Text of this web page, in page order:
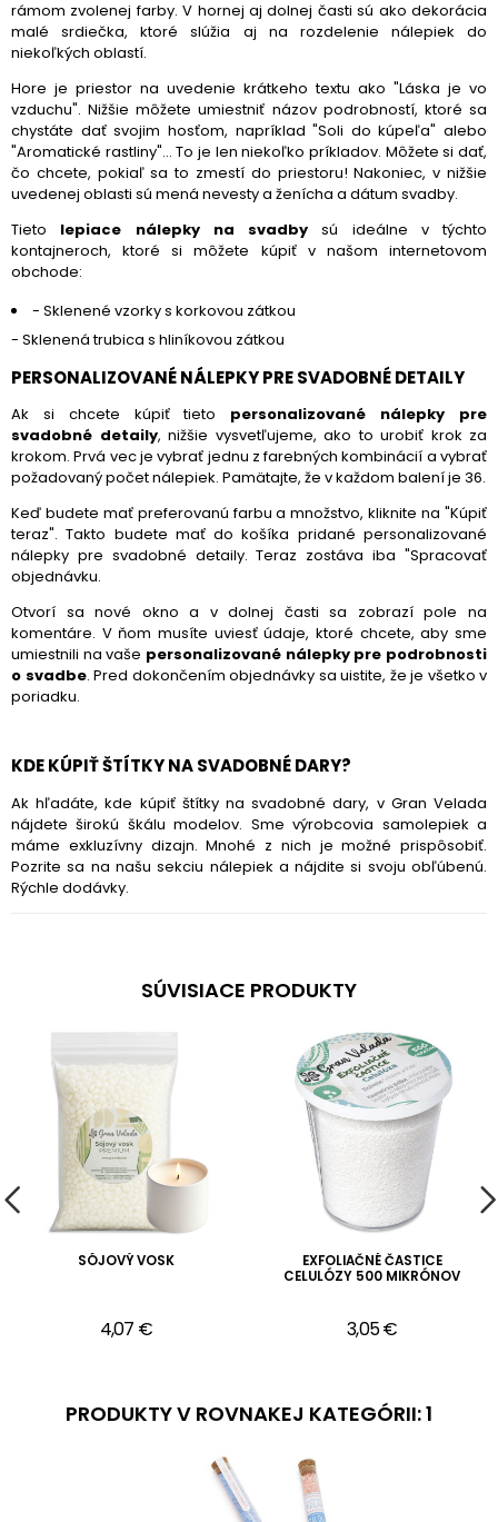
rámom zvolenej farby. V hornej aj dolnej časti sú ako dekorácia
malé srdiečka, ktoré slúžia aj na rozdelenie nálepiek do
niekoľkých oblastí.
Hore je priestor na uvedenie krátkeho textu ako "Láska je vo
vzduchu". Nižšie môžete umiestniť názov podrobností, ktoré sa
chystáte dať svojim hosťom, napríklad "Soli do kúpeľa" alebo
"Aromatické rastliny"... To je len niekoľko príkladov. Môžete si dať,
čo chcete, pokiaľ sa to zmestí do priestoru! Nakoniec, v nižšie
uvedenej oblasti sú mená nevesty a ženícha a dátum svadby.
Tieto lepiace nálepky na svadby sú ideálne v týchto
kontajneroch, ktoré si môžete kúpiť v našom internetovom
obchode:
- Sklenené vzorky s korkovou zátkou
- Sklenená trubica s hliníkovou zátkou
PERSONALIZOVANÉ NÁLEPKY PRE SVADOBNÉ DETAILY
Ak si chcete kúpiť tieto personalizované nálepky pre
svadobné detaily, nižšie vysvetľujeme, ako to urobiť krok za
krokom. Prvá vec je vybrať jednu z farebných kombinácií a vybrať
požadovaný počet nálepiek. Pamätajte, že v každom balení je 36.
Keď budete mať preferovanú farbu a množstvo, kliknite na "Kúpiť
teraz". Takto budete mať do košíka pridané personalizované
nálepky pre svadobné detaily. Teraz zostáva iba "Spracovať
objednávku.
Otvorí sa nové okno a v dolnej časti sa zobrazí pole na
komentáre. V ňom musíte uviesť údaje, ktoré chcete, aby sme
umiestnili na vaše personalizované nálepky pre podrobnosti
o svadbe. Pred dokončením objednávky sa uistite, že je všetko v
poriadku.
KDE KÚPIŤ ŠTÍTKY NA SVADOBNÉ DARY?
Ak hľadáte, kde kúpiť štítky na svadobné dary, v Gran Velada
nájdete širokú škálu modelov. Sme výrobcovia samolepiek a
máme exkluzívny dizajn. Mnohé z nich je možné prispôsobiť.
Pozrite sa na našu sekciu nálepiek a nájdite si svoju obľúbenú.
Rýchle dodávky.
SÚVISIACE PRODUKTY
SÓJOVÝ VOSK
4,07 €
EXFOLIAČNÉ ČASTICE
CELULÓZY 500 MIKRÓNOV
3,05 €
PRODUKTY V ROVNAKEJ KATEGÓRII: 1